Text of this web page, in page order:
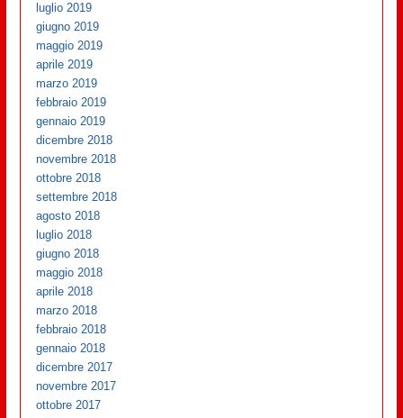
luglio 2019
giugno 2019
maggio 2019
aprile 2019
marzo 2019
febbraio 2019
gennaio 2019
dicembre 2018
novembre 2018
ottobre 2018
settembre 2018
agosto 2018
luglio 2018
giugno 2018
maggio 2018
aprile 2018
marzo 2018
febbraio 2018
gennaio 2018
dicembre 2017
novembre 2017
ottobre 2017